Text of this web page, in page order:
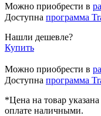
Можно приобрести в
Доступна программа
Нашли дешевле?
Купить
Можно приобрести в
Доступна программа
*Цена на товар
оплате наличными.